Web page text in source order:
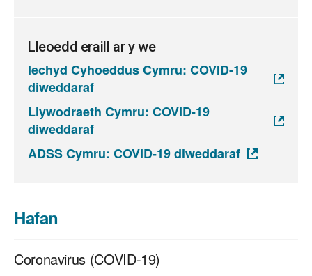
Lleoedd eraill ar y we
Iechyd Cyhoeddus Cymru: COVID-19
diweddaraf
Llywodraeth Cymru: COVID-19
diweddaraf
ADSS Cymru: COVID-19 diweddaraf
Hafan
Coronavirus (COVID-19)